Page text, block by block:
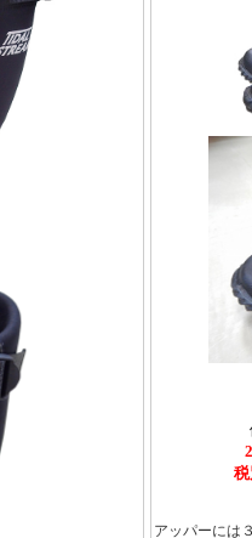
アッパーには